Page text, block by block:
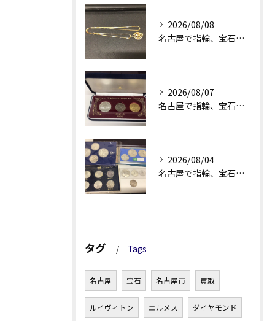
2026/08/08
名古屋で指輪、宝石買取なら当店で！！。
2026/08/07
名古屋で指輪、宝石買取なら当店で！！。
2026/08/04
名古屋で指輪、宝石買取なら当店で！！。
タグ Tags
名古屋 宝石 名古屋市 買取
ルイヴィトン エルメス ダイヤモンド